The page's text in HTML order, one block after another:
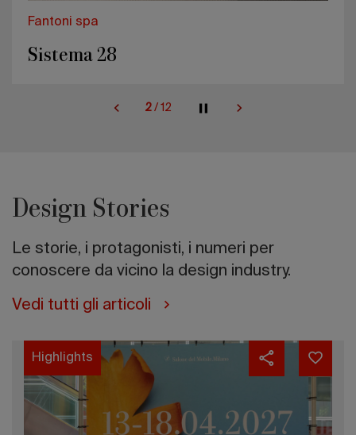
Fantoni spa
Sistema 28
2 / 12
Design Stories
Le storie, i protagonisti, i numeri per
conoscere da vicino la design industry.
Vedi tutti gli articoli
Highlights